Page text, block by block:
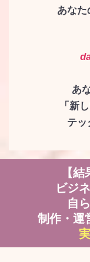
あなた
あ
「新
テッ
【
ビジ
自
制作・運